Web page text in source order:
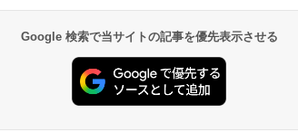
Google 検索で当サイトの記事を優先表示させる